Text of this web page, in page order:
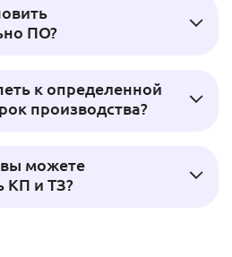
ПО?
к определенной
производства?
можете
КП и ТЗ?